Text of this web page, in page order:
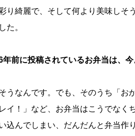
り綺麗で、そして何より美味しそ
た。
前に投稿されているお弁当は、
うなんです。でも、そのうち「お
イ！」など、お弁当はこうでなく
込んでしまい、だんだんと弁当作